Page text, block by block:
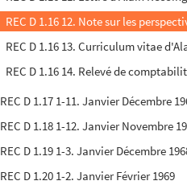
REC D 1.16 12. Note sur les
REC D 1.16 13. Curriculum vitae
REC D 1.16 14. Relevé de
REC D 1.17 1-11. Janvier Décembre
REC D 1.18 1-12. Janvier Novembre
REC D 1.19 1-3. Janvier Décembre
REC D 1.20 1-2. Janvier Février 1969